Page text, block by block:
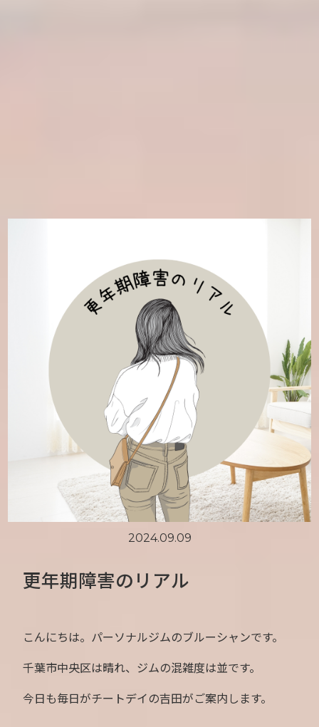
2024.09.09
更年期障害のリアル
こんにちは。パーソナルジムのブルーシャンです。
千葉市中央区は晴れ、ジムの混雑度は並です。
今日も毎日がチートデイの吉田がご案内します。